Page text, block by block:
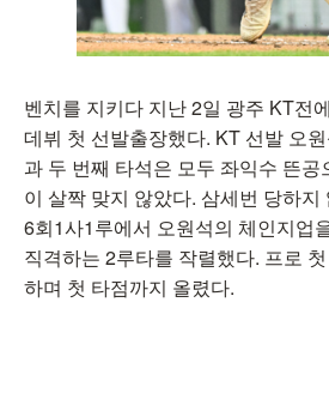
벤치를 지키다 지난 2일 광주 KT전
데뷔 첫 선발출장했다. KT 선발 오
과 두 번째 타석은 모두 좌익수 뜬공
이 살짝 맞지 않았다. 삼세번 당하지
6회1사1루에서 오원석의 체인지업
직격하는 2루타를 작렬했다. 프로
하며 첫 타점까지 올렸다.